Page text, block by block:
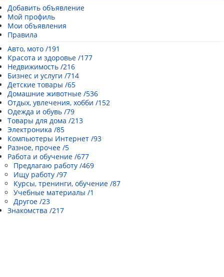
Доска объявлений
Погода Эстонии
Открытки
Каталог сайтов
| Регистрация |
Добавить объявление
Мой профиль
Мои объявления
Правила
Авто, мото /191
Красота и здоровье /177
Недвижимость /216
Бизнес и услуги /714
Детские товары /65
Домашние животные /536
Отдых, увлечения, хобби /152
Одежда и обувь /79
Товары для дома /213
Электроника /85
Компьютеры Интернет /93
Разное, прочее /5
Работа и обучение /677
Предлагаю работу /469
Ищу работу /97
Курсы, тренинги, обучение /87
Учебные материалы /1
Другое /23
Знакомства /217